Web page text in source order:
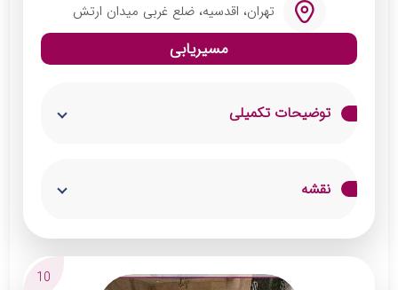
تهران، اقدسیه، ضلع غربی میدان ارتش
مسیریابی
توضیحات تکمیلی
بانوان و آقایان بوده و از مجلل‌ترین و بهترین تالار
اقدسیه 200 الی 700 نفر بوده و از میهمانان
نقشه
10